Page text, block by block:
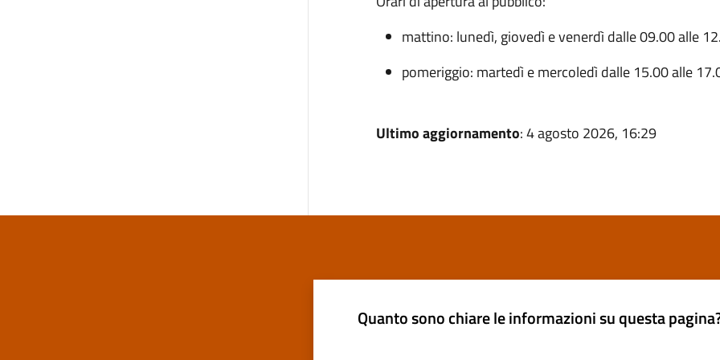
mattino: lunedì, giovedì e venerdì dalle 09.00 alle
pomeriggio: martedì e mercoledì dalle 15.00 alle
Ultimo aggiornamento: 4 agosto 2026, 16:29
Quanto sono chiare le informazioni su questa